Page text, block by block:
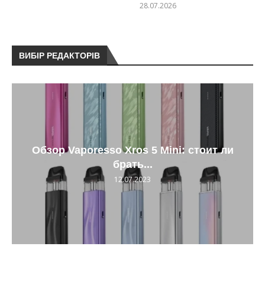
28.07.2026
ВИБІР РЕДАКТОРІВ
Обзор Vaporesso Xros 5 Mini: стоит ли
брать...
12.07.2023